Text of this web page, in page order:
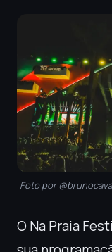
Foto por
O Na Praia